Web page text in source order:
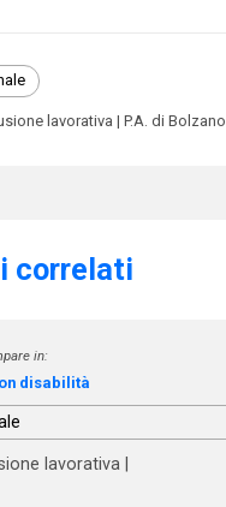
lavorativa P.A. di Bolzano
correlati
in:
disabilità
lavorativa